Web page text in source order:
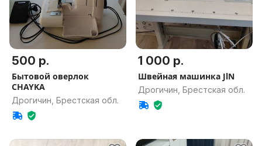
500 р.
Бытовой оверлок
CHAYKA
Дрогичин, Брестская обл.
1 000 р.
Швейная машинка JlN
Дрогичин, Брестская обл.